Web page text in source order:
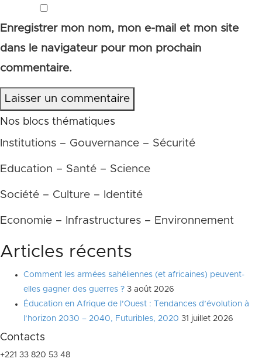
Enregistrer mon nom, mon e-mail et mon site
dans le navigateur pour mon prochain
commentaire.
Laisser un commentaire
Nos blocs thématiques
Institutions – Gouvernance – Sécurité
Education – Santé – Science
Société – Culture – Identité
Economie – Infrastructures – Environnement
Articles récents
Comment les armées sahéliennes (et africaines) peuvent-
elles gagner des guerres ? 3 août 2026
Éducation en Afrique de l’Ouest : Tendances d’évolution à
l’horizon 2030 – 2040, Futuribles, 2020 31 juillet 2026
Contacts
+221 33 820 53 48